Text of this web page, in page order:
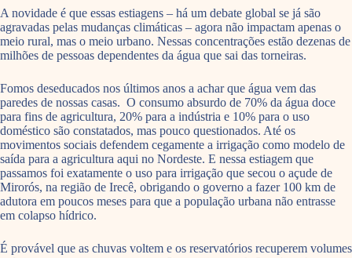
A novidade é que essas estiagens – há um debate global se já são
agravadas pelas mudanças climáticas – agora não impactam apenas o
meio rural, mas o meio urbano. Nessas concentrações estão dezenas de
milhões de pessoas dependentes da água que sai das torneiras.
Fomos deseducados nos últimos anos a achar que água vem das
paredes de nossas casas. O consumo absurdo de 70% da água doce
para fins de agricultura, 20% para a indústria e 10% para o uso
doméstico são constatados, mas pouco questionados. Até os
movimentos sociais defendem cegamente a irrigação como modelo de
saída para a agricultura aqui no Nordeste. E nessa estiagem que
passamos foi exatamente o uso para irrigação que secou o açude de
Mirorós, na região de Irecê, obrigando o governo a fazer 100 km de
adutora em poucos meses para que a população urbana não entrasse
em colapso hídrico.
É provável que as chuvas voltem e os reservatórios recuperem volumes